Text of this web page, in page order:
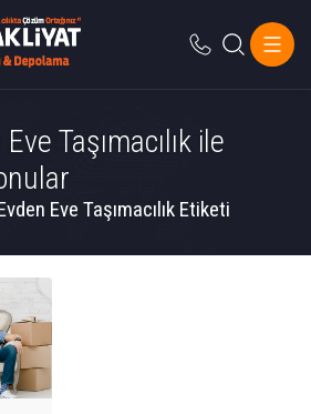
Taşımacılık ile
Eve Taşımacılık Etiketi